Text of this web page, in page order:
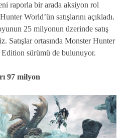
raporla bir arada aksiyon rol
World’ün satışlarını açıkladı.
25 milyonun üzerinde satış
Satışlar ortasında Monster Hunter
sürümü de bulunuyor.
97 milyon